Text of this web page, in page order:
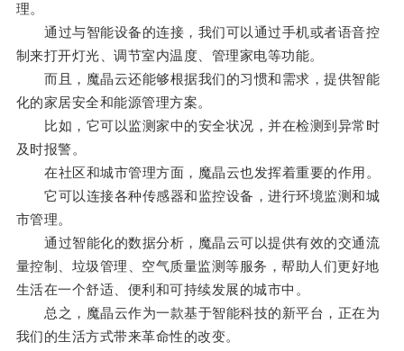
理。
通过与智能设备的连接，我们可以通过手机或者语音控
制来打开灯光、调节室内温度、管理家电等功能。
而且，魔晶云还能够根据我们的习惯和需求，提供智能
化的家居安全和能源管理方案。
比如，它可以监测家中的安全状况，并在检测到异常时
及时报警。
在社区和城市管理方面，魔晶云也发挥着重要的作用。
它可以连接各种传感器和监控设备，进行环境监测和城
市管理。
通过智能化的数据分析，魔晶云可以提供有效的交通流
量控制、垃圾管理、空气质量监测等服务，帮助人们更好地
生活在一个舒适、便利和可持续发展的城市中。
总之，魔晶云作为一款基于智能科技的新平台，正在为
我们的生活方式带来革命性的改变。